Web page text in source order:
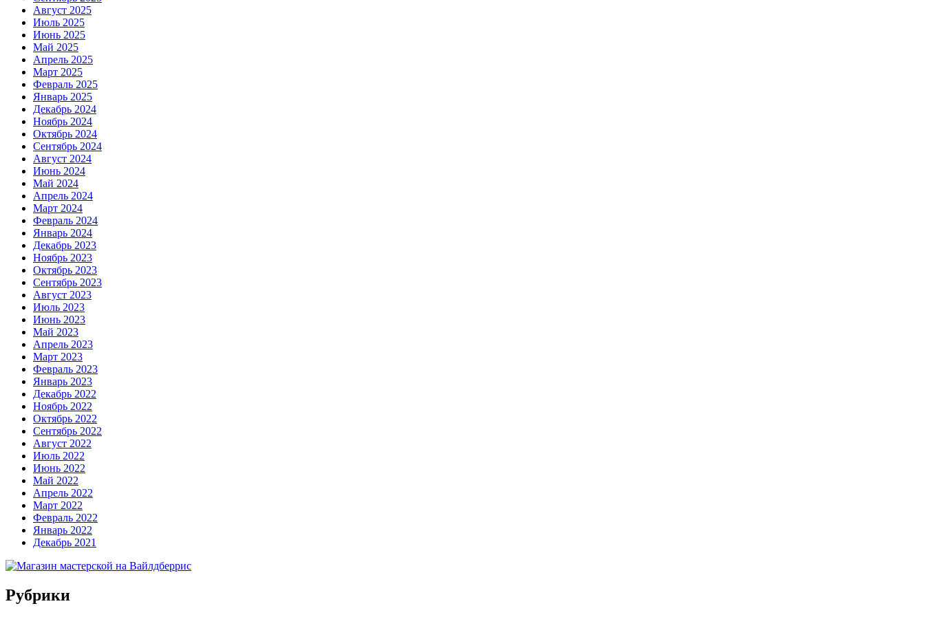
Август 2025
Июль 2025
Июнь 2025
Май 2025
Апрель 2025
Март 2025
Февраль 2025
Январь 2025
Декабрь 2024
Ноябрь 2024
Октябрь 2024
Сентябрь 2024
Август 2024
Июнь 2024
Май 2024
Апрель 2024
Март 2024
Февраль 2024
Январь 2024
Декабрь 2023
Ноябрь 2023
Октябрь 2023
Сентябрь 2023
Август 2023
Июль 2023
Июнь 2023
Май 2023
Апрель 2023
Март 2023
Февраль 2023
Январь 2023
Декабрь 2022
Ноябрь 2022
Октябрь 2022
Сентябрь 2022
Август 2022
Июль 2022
Июнь 2022
Май 2022
Апрель 2022
Март 2022
Февраль 2022
Январь 2022
Декабрь 2021
Рубрики